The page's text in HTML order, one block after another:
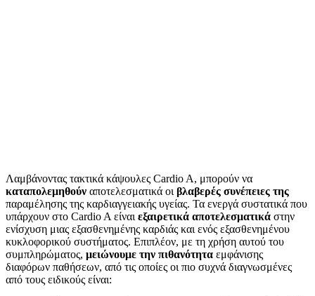
Λαμβάνοντας τακτικά κάψουλες Cardio A, μπορούν να
καταπολεμηθούν αποτελεσματικά οι βλαβερές συνέπειες της
παραμέλησης της καρδιαγγειακής υγείας. Τα ενεργά συστατικά που
υπάρχουν στο Cardio A είναι εξαιρετικά αποτελεσματικά στην
ενίσχυση μιας εξασθενημένης καρδιάς και ενός εξασθενημένου
κυκλοφορικού συστήματος. Επιπλέον, με τη χρήση αυτού του
συμπληρώματος, μειώνουμε την πιθανότητα εμφάνισης
διαφόρων παθήσεων, από τις οποίες οι πιο συχνά διαγνωσμένες
από τους ειδικούς είναι: